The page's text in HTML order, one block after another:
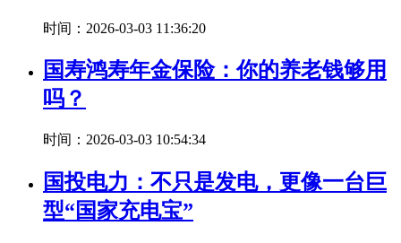
时间：2026-03-03 11:36:20
国寿鸿寿年金保险：你的养老钱够用
吗？
时间：2026-03-03 10:54:34
国投电力：不只是发电，更像一台巨
型“国家充电宝”